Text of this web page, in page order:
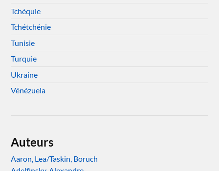
Tchéquie
Tchétchénie
Tunisie
Turquie
Ukraine
Vénézuela
Auteurs
Aaron, Lea/Taskin, Boruch